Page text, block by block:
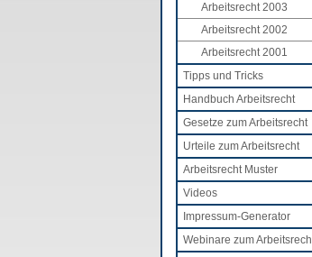
Arbeitsrecht 2003
Arbeitsrecht 2002
Arbeitsrecht 2001
Tipps und Tricks
Handbuch Arbeitsrecht
Gesetze zum Arbeitsrecht
Urteile zum Arbeitsrecht
Arbeitsrecht Muster
Videos
Impressum-Generator
Webinare zum